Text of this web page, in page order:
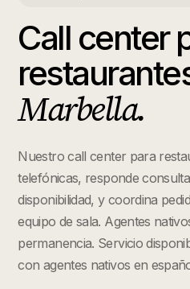
Call center
Marbella.
Nuestro call center para
telefónicas, responde
disponibilidad, y coordina
equipo de sala. Agentes
permanencia. Servicio
con agentes nativos en